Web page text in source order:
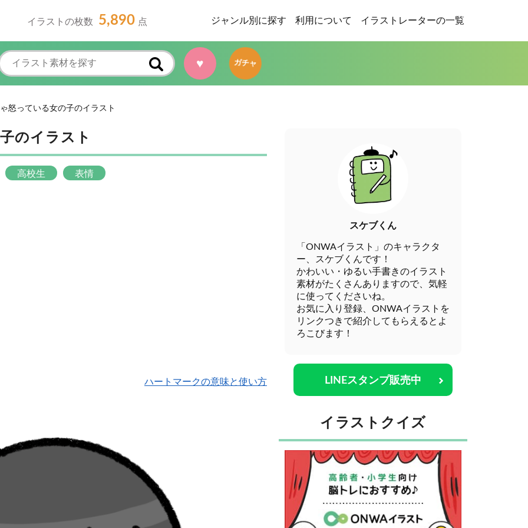
イラストの枚数 5,890 点 ジャンル別に探す 利用について イラストレーターの一覧
♥ ガチャ
怒っている女の子のイラスト
のイラスト
高校生 表情
ハートマークの意味と使い方
スケブくん
「ONWAイラスト」のキャラクタ
ー、スケブくんです！
かわいい・ゆるい手書きのイラスト
素材がたくさんありますので、気軽
に使ってくださいね。
お気に入り登録、ONWAイラストを
リンクつきで紹介してもらえるとよ
ろこびます！
LINEスタンプ販売中
イラストクイズ